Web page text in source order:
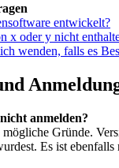
entwickelt?
x oder y nicht
wenden, falls es
anmelden?
Gründe.
Es ist